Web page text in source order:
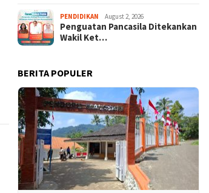
PENDIDIKAN August 2, 2026
Penguatan Pancasila Ditekankan
Wakil Ket…
BERITA POPULER